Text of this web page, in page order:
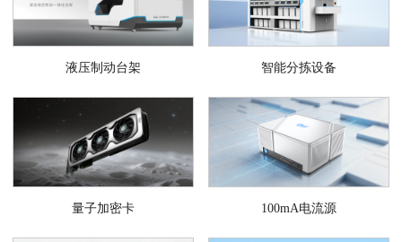
液压制动台架 智能分拣设备
量子加密卡 100mA电流源